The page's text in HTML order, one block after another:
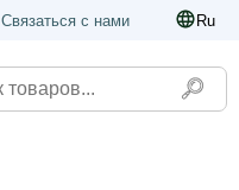
Связаться с нами Ru